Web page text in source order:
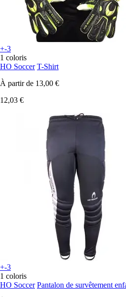
+-3
1 coloris
HO Soccer T-Shirt
À partir de 13,00 €
12,03 €
+-3
1 coloris
HO Soccer Pantalon de survêtement